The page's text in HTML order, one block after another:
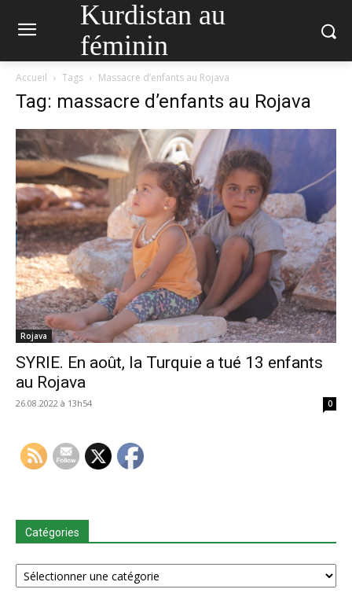
Kurdistan au
féminin
Accueil Tags Massacre d’enfants au Rojava
Tag: massacre d’enfants au Rojava
Rojava
SYRIE. En août, la Turquie a tué 13 enfants
au Rojava
26.08.2022 à 13h54 0
Catégories
Catégories